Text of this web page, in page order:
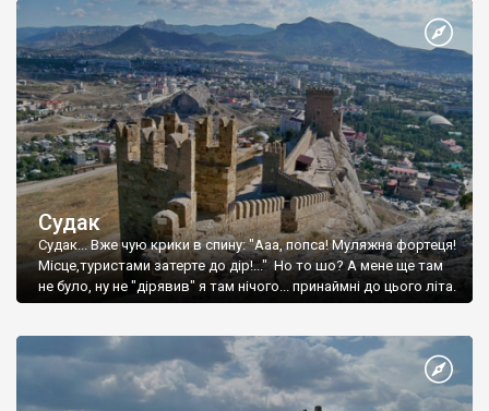
Судак
Судак... Вже чую крики в спину: "Ааа, попса! Муляжна фортеця!
Місце,туристами затерте до дір!..." Но то шо? А мене ще там
не було, ну не "дірявив" я там нічого... принаймні до цього літа.